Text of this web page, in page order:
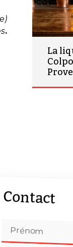
.
La
Contact